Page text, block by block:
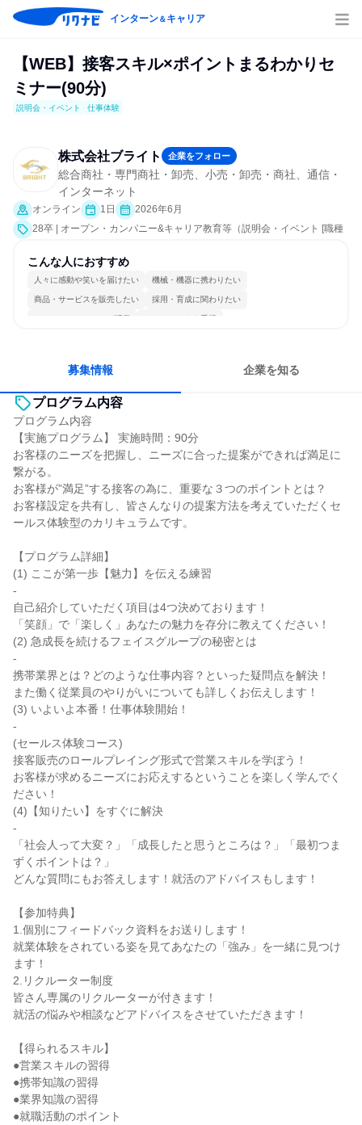
インターン＆キャリア
【WEB】接客スキル×ポイントまるわかりセ
ミナー(90分)
説明会・イベント 仕事体験
株式会社ブライト 企業をフォロー
総合商社・専門商社・卸売、小売・卸売・商社、通信・
インターネット
オンライン 1日
2026年6月
28卒 | オープン・カンパニー&キャリア教育等（説明会・イベント [職種
究]、仕事体験）
こんな人におすすめ
人々に感動や笑いを届けたい 機械・機器に携わりたい
商品・サービスを販売したい 採用・育成に関わりたい
コミュニケーションが活発 チームワークを重視
募集情報 企業を知る
プログラム内容
プログラム内容
【実施プログラム】 実施時間：90分
お客様のニーズを把握し、ニーズに合った提案ができれば満足に
繋がる。
お客様が”満足”する接客の為に、重要な３つのポイントとは？
お客様設定を共有し、皆さんなりの提案方法を考えていただくセ
ールス体験型のカリキュラムです。
【プログラム詳細】
(1) ここが第一歩【魅力】を伝える練習
-
自己紹介していただく項目は4つ決めております！
「笑顔」で「楽しく」あなたの魅力を存分に教えてください！
(2) 急成長を続けるフェイスグループの秘密とは
-
携帯業界とは？どのような仕事内容？といった疑問点を解決！
また働く従業員のやりがいについても詳しくお伝えします！
(3) いよいよ本番！仕事体験開始！
-
(セールス体験コース)
接客販売のロールプレイング形式で営業スキルを学ぼう！
お客様が求めるニーズにお応えするということを楽しく学んでく
ださい！
(4)【知りたい】をすぐに解決
-
「社会人って大変？」「成長したと思うところは？」「最初つま
ずくポイントは？」
どんな質問にもお答えします！就活のアドバイスもします！
【参加特典】
1.個別にフィードバック資料をお送りします！
就業体験をされている姿を見てあなたの「強み」を一緒に見つけ
ます！
2.リクルーター制度
皆さん専属のリクルーターが付きます！
就活の悩みや相談などアドバイスをさせていただきます！
【得られるスキル】
●営業スキルの習得
●携帯知識の習得
●業界知識の習得
●就職活動のポイント